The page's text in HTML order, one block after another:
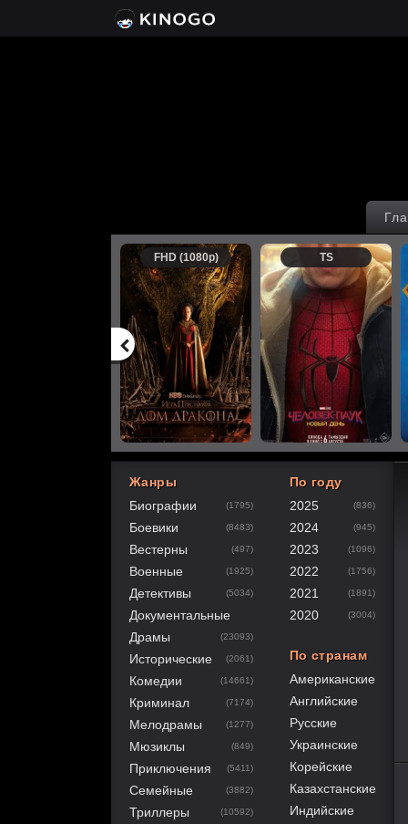
FHD (1080p) TS
Жанры
Биографии
(1795)
Боевики (8483)
Вестерны (497)
Военные (1925)
Детективы (5034)
Документальные
Драмы
(23093)
Исторические (2061)
Комедии (14661)
Криминал (7174)
Мелодрамы (1277)
Мюзиклы (849)
Приключения (5411)
Семейные (3882)
Триллеры (10592)
По году
2025
(836)
2024 (945)
2023 (1096)
2022 (1756)
2021 (1891)
2020 (3004)
По странам
Американские
Английские
Русские
Украинские
Корейские
Казахстанские
Индийские